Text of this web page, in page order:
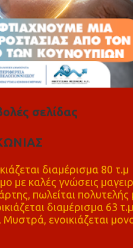
σελίδας
διαμέρισμα 80 τ.μ
με καλές γνώσεις
πωλείται πολυτελής
διαμέρισμα 63 τ.μ
Μυστρά, ενοικιάζεται